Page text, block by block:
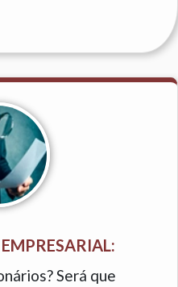
Será que